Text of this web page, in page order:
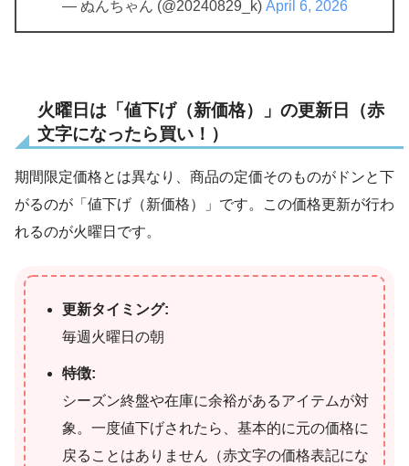
— ぬんちゃん (@20240829_k) April 6, 2026
火曜日は「値下げ（新価格）」の更新日（赤
文字になったら買い！）
期間限定価格とは異なり、商品の定価そのものがドンと下
がるのが「値下げ（新価格）」です。この価格更新が行わ
れるのが火曜日です。
更新タイミング:
毎週火曜日の朝
特徴:
シーズン終盤や在庫に余裕があるアイテムが対
象。一度値下げされたら、基本的に元の価格に
戻ることはありません（赤文字の価格表記にな